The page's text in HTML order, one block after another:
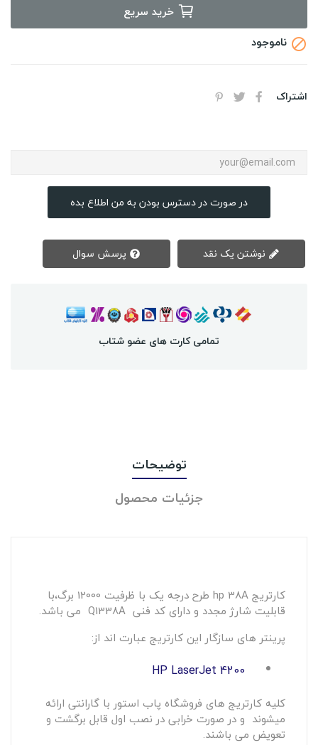
خرید سریع
 ناموجود
اشتراک
در صورت در دسترس بودن به من اطلاع بده
تمامی کارت های عضو شتاب
توضیحات
جزئیات محصول
کارتریج hp 38A طرح درجه یک با ظرفیت 12000 برگ،با
قابلیت شارژ مجدد و دارای کد فنی Q1338A می باشد.
پرینتر های سازگار این کارتریج عبارت اند از:
HP LaserJet 4200
کلیه کارتریج های فروشگاه پاب استور با گارانتی ارائه
میشوند و در صورت خرابی در نصب اول قابل برگشت و
تعویض می باشند.